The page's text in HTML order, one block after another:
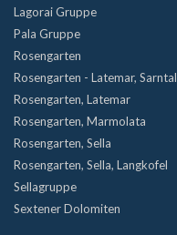
Lagorai Gruppe
Pala Gruppe
Rosengarten
Rosengarten - Latemar, Sarntal
Rosengarten, Latemar
Rosengarten, Marmolata
Rosengarten, Sella
Rosengarten, Sella, Langkofel
Sellagruppe
Sextener Dolomiten